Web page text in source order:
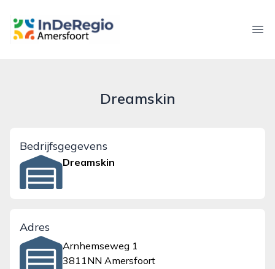
inderegioamersfoort.nl
Dreamskin
Bedrijfsgegevens
Dreamskin
Adres
Arnhemseweg 1
3811NN Amersfoort